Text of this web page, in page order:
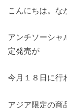
アンチソーシャ
定発売が
アジア限定の商